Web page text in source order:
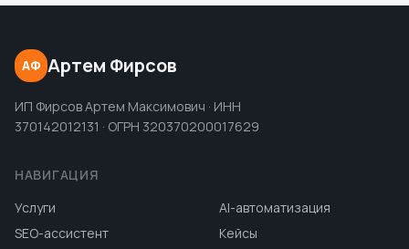
АФ Артем Фирсов
ИП Фирсов Артем Максимович · ИНН
370142012131 · ОГРН 320370200017629
НАВИГАЦИЯ
Услуги
AI-автоматизация
SEO-ассистент
Кейсы